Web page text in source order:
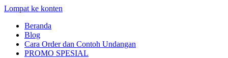
Lompat ke konten
Beranda
Blog
Cara Order dan Contoh Undangan
PROMO SPESIAL